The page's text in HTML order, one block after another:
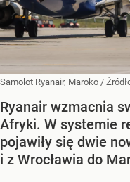
Samolot Ryanair, Maroko /
Ryanair wzmacnia
Afryki. W systemie
pojawiły się dwie
i z Wrocławia do